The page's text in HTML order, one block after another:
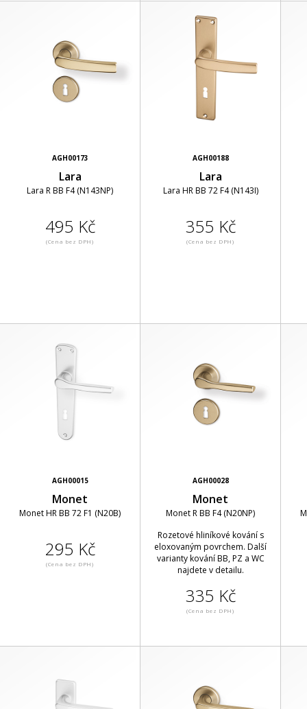
AGH00173
Lara
Lara R BB F4 (N143NP)
495 Kč
(Cena bez DPH)
AGH00188
Lara
Lara HR BB 72 F4 (N143I)
355 Kč
(Cena bez DPH)
AGH00015
Monet
Monet HR BB 72 F1 (N20B)
295 Kč
(Cena bez DPH)
AGH00028
Monet
Monet R BB F4 (N20NP)
Rozetové hliníkové kování s
eloxovaným povrchem. Další
varianty kování BB, PZ a WC
najdete v detailu.
335 Kč
(Cena bez DPH)